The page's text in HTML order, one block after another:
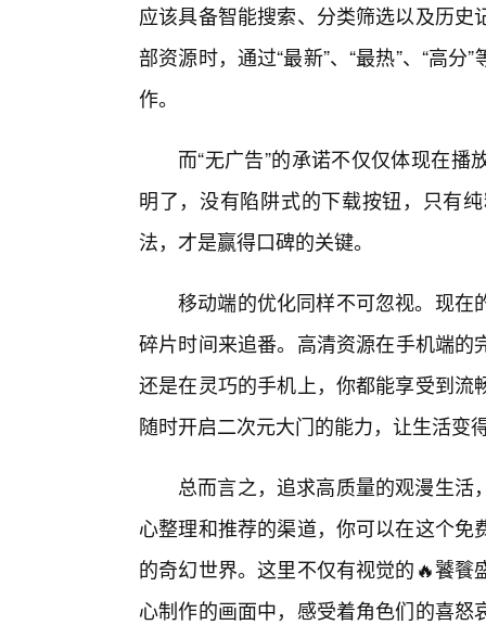
应该具备智能搜索、分类筛选以及历
部资源时，通过“最新”、“最热”、“高
作。
而“无广告”的承诺不仅仅体现在
明了，没有陷阱式的下载按钮，只有
法，才是赢得口碑的关键。
移动端的优化同样不可忽视。现在
碎片时间来追番。高清资源在手机端
还是在灵巧的手机上，你都能享受到
随时开启二次元大门的能力，让生活变
总而言之，追求高质量的观漫生
心整理和推荐的渠道，你可以在这个
的奇幻世界。这里不仅有视觉的🔥饕
心制作的画面中，感受着角色们的喜